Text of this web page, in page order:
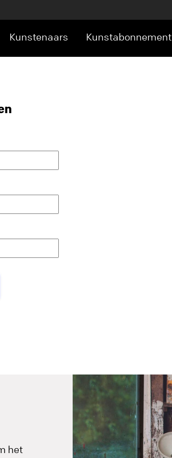
Kunstenaars Kunstabonnement
het